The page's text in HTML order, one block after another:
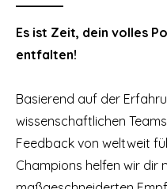
Es ist Zeit, dein volles
entfalten!
Basierend auf der
wissenschaftlichen
Feedback von weltweit
Champions helfen wir dir